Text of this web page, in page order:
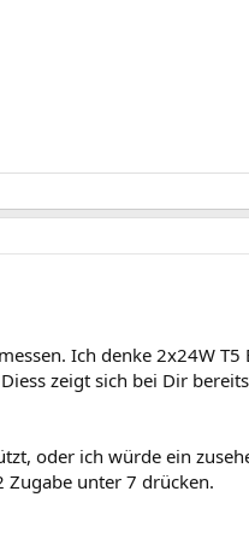
Ich denke 2x24W
zeigt sich bei Dir
oder ich würde ein
unter 7 drücken.